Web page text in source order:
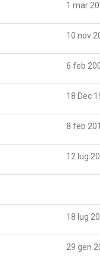
1 mar
10 nov
6 feb
18 Dec
8 feb
12 lug
18 lug
29 gen